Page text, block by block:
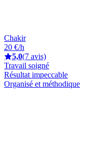
Chakir
20 €/h
5,0(7 avis)
Travail soigné
Résultat impeccable
Organisé et méthodique